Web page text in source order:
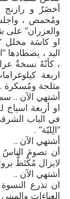
أخضَرٌ و
ومُحمص ،
والعزران”
او كاسَة مخلل
اليد ، يصطادها
، كأنّهُ نسخةٌ
اربعة
مثلجة ومُسكرة .
أشتهي الآن ..
او أربعة
في الباب
“الِليّة” .
أشتهي الآن ..
أن تصومَ الناسُ
لايزال مُكْتَظٌّ
أشتهي الآن ..
ان تذرع
العباءات